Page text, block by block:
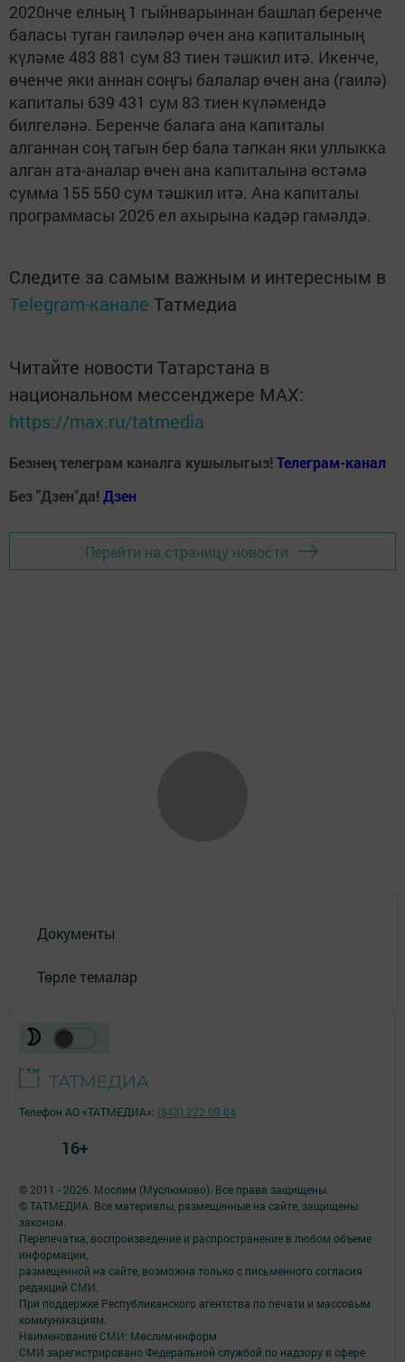
2020нче елның 1 гыйнварыннан башлап беренче
баласы туган гаиләләр өчен ана капиталының
күләме 483 881 сум 83 тиен тәшкил итә. Икенче,
өченче яки аннан соңгы балалар өчен ана (гаилә)
капиталы 639 431 сум 83 тиен күләмендә
билгеләнә. Беренче балага ана капиталы
алганнан соң тагын бер бала тапкан яки уллыкка
алган ата-аналар өчен ана капиталына өстәмә
сумма 155 550 сум тәшкил итә. Ана капиталы
программасы 2026 ел ахырына кадәр гамәлдә.
Следите за самым важным и интересным в
Telegram-канале Татмедиа
Читайте новости Татарстана в
национальном мессенджере MАХ:
https://max.ru/tatmedia
Безнең телеграм каналга кушылыгыз! Телеграм-канал
Без "Дзен"да! Дзен
Перейти на страницу новости
Документы
Төрле темалар
© 2011 - 2026. Мослим (Муслюмово). Все права защищены.
© ТАТМЕДИА. Все материалы, размещенные на сайте, защищены
законом.
Перепечатка, воспроизведение и распространение в любом объеме
информации,
размещенной на сайте, возможна только с письменного согласия
редакций СМИ.
При поддержке Республиканского агентства по печати и массовым
коммуникациям.
Наименование СМИ: Мөслим-информ
СМИ зарегистрировано Федеральной службой по надзору в сфере
Телефон АО «ТАТМЕДИА»: (843) 222 09 84
16+